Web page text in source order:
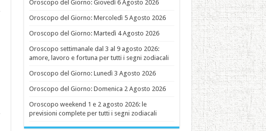
Oroscopo del Giorno: Giovedì 6 Agosto 2026
Oroscopo del Giorno: Mercoledì 5 Agosto 2026
Oroscopo del Giorno: Martedì 4 Agosto 2026
Oroscopo settimanale dal 3 al 9 agosto 2026:
amore, lavoro e fortuna per tutti i segni zodiacali
Oroscopo del Giorno: Lunedì 3 Agosto 2026
Oroscopo del Giorno: Domenica 2 Agosto 2026
Oroscopo weekend 1 e 2 agosto 2026: le
previsioni complete per tutti i segni zodiacali